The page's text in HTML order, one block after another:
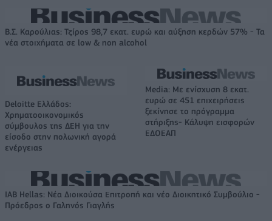
Β.Σ. Καρούλιας: Τζίρος 98,7 εκατ. ευρώ και αύξηση κερδών 57% - Τα
νέα στοιχήματα σε low & non alcohol
Deloitte Ελλάδος:
Χρηματοοικονομικός
σύμβουλος της ΔΕΗ για την
είσοδο στην πολωνική αγορά
ενέργειας
Media: Με ενίσχυση 8 εκατ.
ευρώ σε 451 επιχειρήσεις
ξεκίνησε το πρόγραμμα
στήριξης- Κάλυψη εισφορών
ΕΔΟΕΑΠ
IAB Hellas: Νέα Διοικούσα Επιτροπή και νέο Διοικητικό Συμβούλιο -
Πρόεδρος ο Γαληνός Γιαγλής